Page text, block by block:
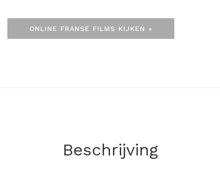
ONLINE FRANSE FILMS KIJKEN »
Beschrijving